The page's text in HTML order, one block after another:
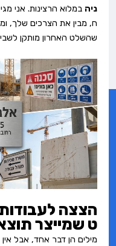
ניהבמלוא הרצינות. אני
ח, מבין את הצרכים שלך,
שהשלט האחרון מותקן
הצצה לעבודות
ט שמייצר
מילים הן דבר אחד, אבל אין